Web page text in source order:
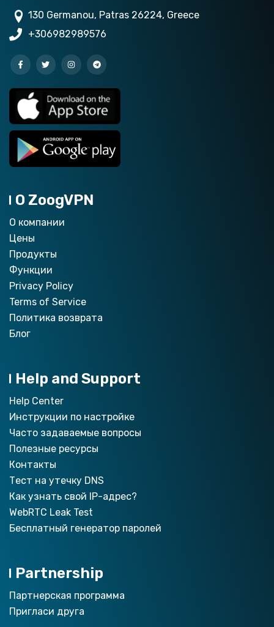
130 Germanou, Patras 26224, Greece
+306982989576
О ZoogVPN
О компании
Цены
Продукты
Функции
Privacy Policy
Terms of Service
Политика возврата
Блог
Help and Support
Help Center
Инструкции по настройкe
Часто задаваемые вопросы
Полезные ресурсы
Контакты
Тест на утечку DNS
Как узнать свой IP-адрес?
WebRTC Leak Test
Бесплатный генератор паролей
Partnership
Партнерская программа
Пригласи друга